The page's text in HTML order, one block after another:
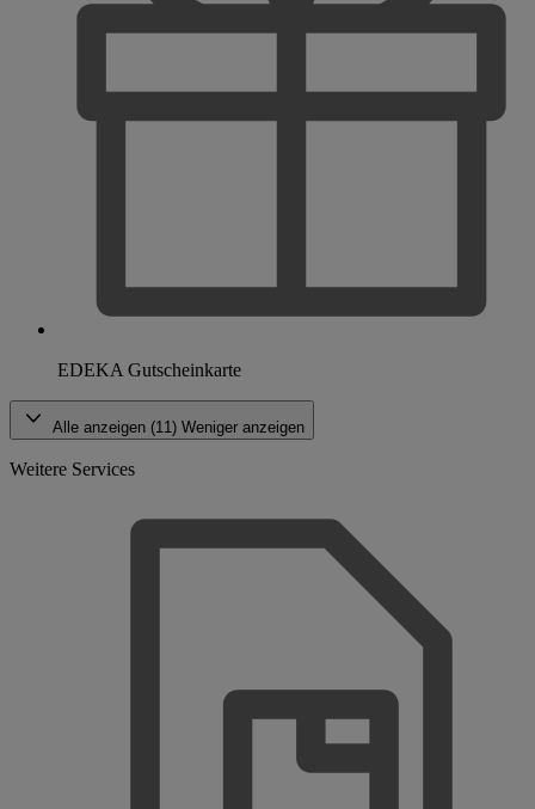
EDEKA Gutscheinkarte
Alle anzeigen (11) Weniger anzeigen
Weitere Services